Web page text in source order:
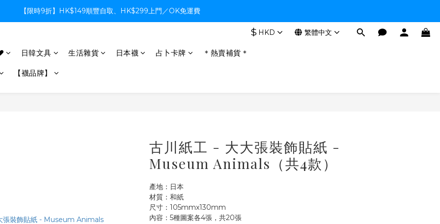
【限時9折】HK$149順豐自取、HK$299上門／OK免運費
【限時9折】HK$149順豐自取、HK$299上門／OK免運費
【限時9折】HK$149順豐自取、HK$299上門／OK免運費
$ HKD 繁體中文
日韓文具 生活雜貨 日本襪 占卜卡牌 ＊熱賣補貨＊
【襪品牌】
古川紙工 - 大大張裝飾貼紙 -
Museum Animals（共4款）
產地：日本
材質：和紙
尺寸：105mmx130mm
內容：5種圖案各4張，共20張